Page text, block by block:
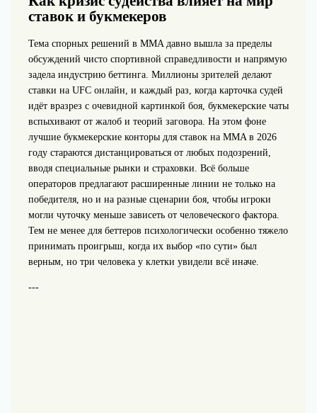
ставок и букмекеров
Тема спорных решений в MMA давно вышла за пределы
обсуждений чисто спортивной справедливости и напрямую
задела индустрию беттинга. Миллионы зрителей делают
ставки на UFC онлайн, и каждый раз, когда карточка судей
идёт вразрез с очевидной картинкой боя, букмекерские чаты
вспыхивают от жалоб и теорий заговора. На этом фоне
лучшие букмекерские конторы для ставок на MMA в 2026
году стараются дистанцироваться от любых подозрений,
вводя специальные рынки и страховки. Всё больше
операторов предлагают расширенные линии не только на
победителя, но и на разные сценарии боя, чтобы игроки
могли чуточку меньше зависеть от человеческого фактора.
Тем не менее для беттеров психологически особенно тяжело
принимать проигрыш, когда их выбор «по сути» был
верным, но три человека у клетки увидели всё иначе.
---